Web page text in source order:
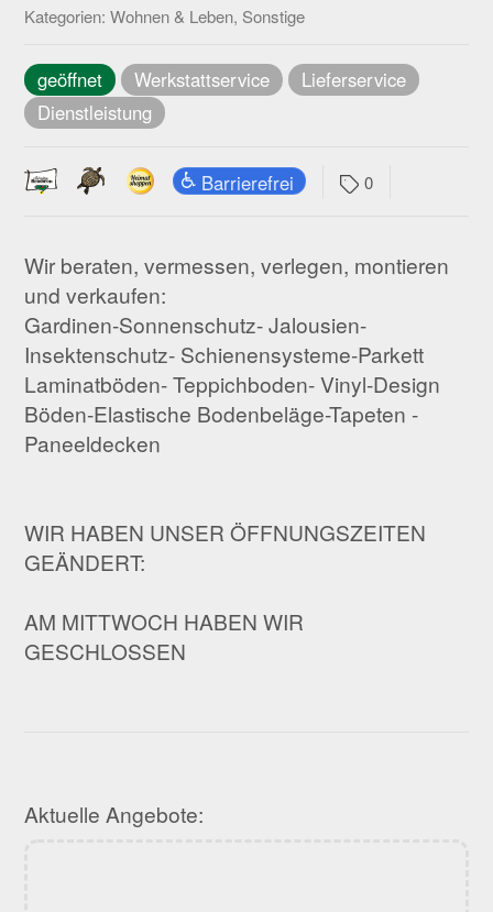
Kategorien: Wohnen & Leben, Sonstige
Barrierefrei 0
geöffnet Werkstattservice
Lieferservice
Dienstleistung
Wir beraten, vermessen, verlegen, montieren
und verkaufen:
Gardinen-Sonnenschutz- Jalousien-
Insektenschutz- Schienensysteme-Parkett
Laminatböden- Teppichboden- Vinyl-Design
Böden-Elastische Bodenbeläge-Tapeten -
Paneeldecken
WIR HABEN UNSER ÖFFNUNGSZEITEN
GEÄNDERT:
AM MITTWOCH HABEN WIR
GESCHLOSSEN
Aktuelle Angebote: